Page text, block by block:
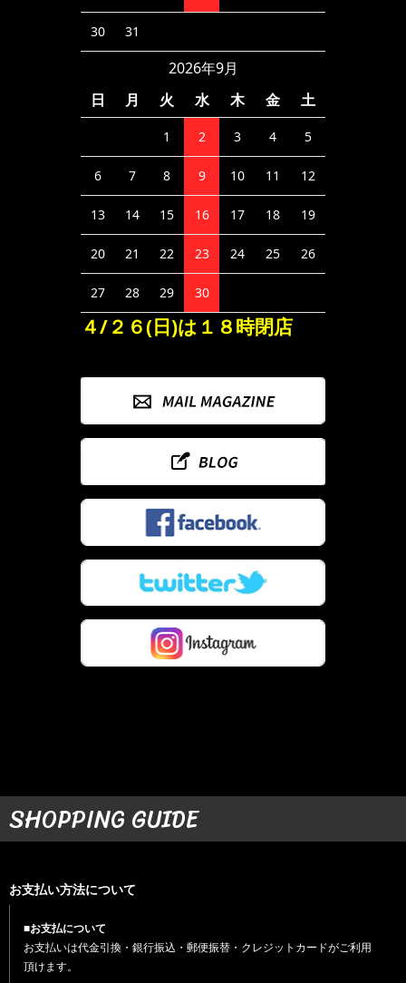
30 31
2026年9月
日
月 火 水 木 金 土
1 2 3 4 5
6 7 8 9 10 11 12
13 14 15 16 17 18 19
20 21 22 23 24 25 26
27 28 29 30
４/２６(日)は１８時閉店
SHOPPING GUIDE
お支払い方法について
■お支払について
お支払いは代金引換・銀行振込・郵便振替・クレジットカードがご利用
頂けます。